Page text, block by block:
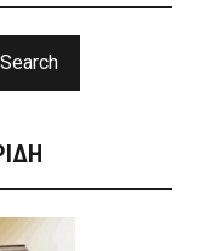
Search